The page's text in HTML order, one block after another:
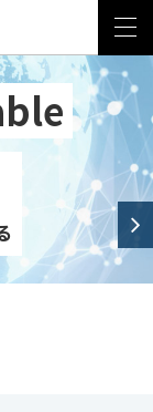
ィレクションを担う
サービス
を
ウド・ハーバー
に
が
す